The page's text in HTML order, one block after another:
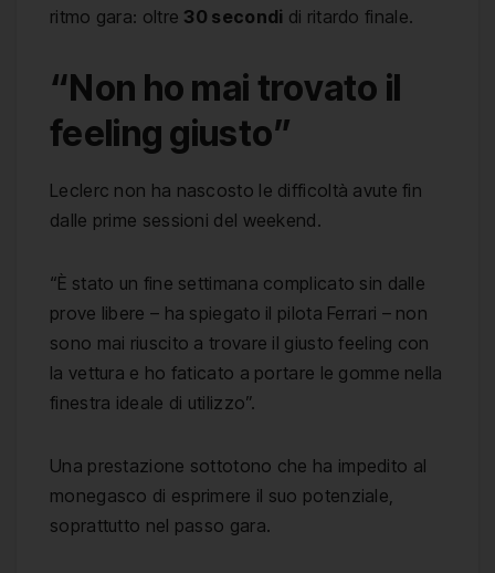
ritmo gara: oltre 30 secondi di ritardo finale.
“Non ho mai trovato il
feeling giusto”
Leclerc non ha nascosto le difficoltà avute fin
dalle prime sessioni del weekend.
“È stato un fine settimana complicato sin dalle
prove libere – ha spiegato il pilota Ferrari – non
sono mai riuscito a trovare il giusto feeling con
la vettura e ho faticato a portare le gomme nella
finestra ideale di utilizzo”.
Una prestazione sottotono che ha impedito al
monegasco di esprimere il suo potenziale,
soprattutto nel passo gara.